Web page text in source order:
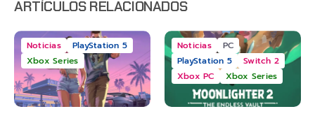
ARTÍCULOS RELACIONADOS
Noticias
PlayStation 5
Xbox Series
Noticias
PC
PlayStation 5
Switch 2
Xbox PC
Xbox Series